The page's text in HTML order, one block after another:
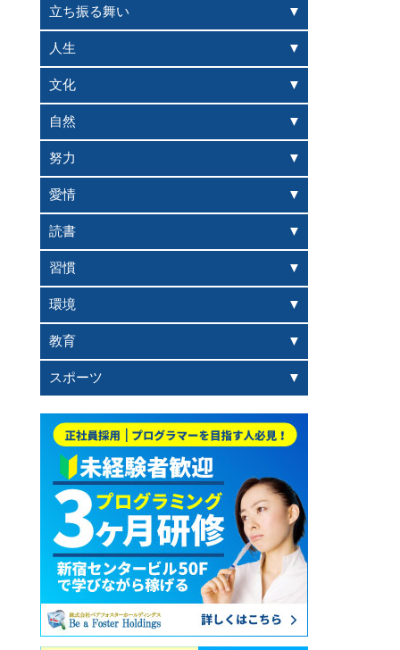
立ち振る舞い
人生
文化
自然
努力
愛情
読書
習慣
環境
教育
スポーツ